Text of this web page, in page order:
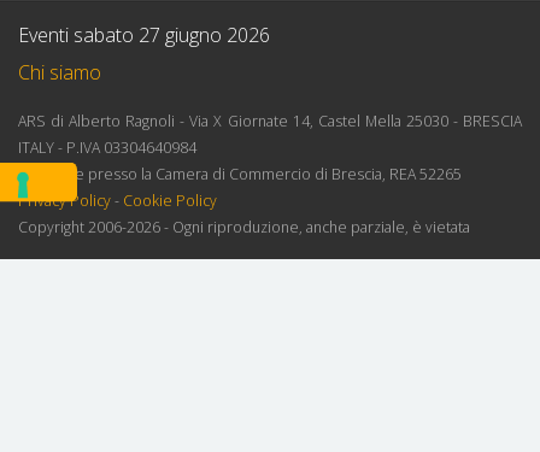
Eventi sabato 27 giugno 2026
Chi siamo
ARS di Alberto Ragnoli - Via X Giornate 14, Castel Mella 25030 - BRESCIA
ITALY - P.IVA 03304640984
Iscrizione presso la Camera di Commercio di Brescia, REA 52265
Privacy Policy- Cookie Policy
Copyright 2006-2026 - Ogni riproduzione, anche parziale, è vietata